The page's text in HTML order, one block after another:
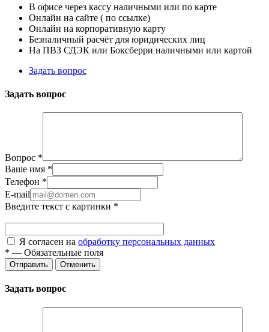
В офисе через кассу наличными или по карте
Онлайн на сайте ( по ссылке)
Онлайн на корпоративную карту
Безналичный расчёт для юридических лиц
На ПВЗ СДЭК или Боксберри наличными или картой
Задать вопрос
Задать вопрос
Вопрос *
Ваше имя *
Телефон *
E-mail
Введите текст с картинки *
Я согласен на обработку персональных данных
* — Обязательные поля
Отправить Отменить
Задать вопрос